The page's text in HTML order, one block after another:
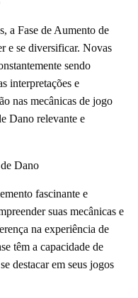
a Fase de Aumento de
e se diversificar. Novas
sendo
interpretações e
nas mecânicas de jogo
Dano relevante e
Dano
fascinante e
suas mecânicas e
na experiência de
têm a capacidade de
destacar em seus jogos